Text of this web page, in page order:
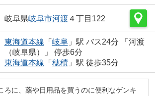
岐阜県岐阜市河渡４丁目122
東海道本線 「 岐阜」駅 バス24分 「河渡
（岐阜県）」 停歩6分
東海道本線 「 穂積」駅 徒歩35分
ろに、薬や日用品を買うのに便利なゲンキ